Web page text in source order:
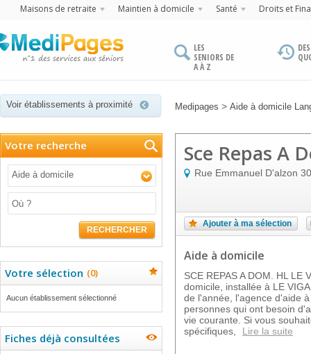
Maisons de retraite Maintien à domicile Santé Droits et
LES
SENIORS DE
A À Z
Voir établissements à proximité Medipages > Aide à domicile
Votre recherche
Aide à domicile
RECHERCHER
Votre sélection (0)
Aucun établissement sélectionné
Fiches déjà consultées
Sce Repas A
Rue Emmanuel D'alzon
Ajouter à ma sélection
Aide à domicile
SCE REPAS A DOM. HL LE
domicile, installée à LE
de l'année, l'agence d'aide
personnes qui ont besoin
vie courante. Si vous
spécifiques,
Lire la suite